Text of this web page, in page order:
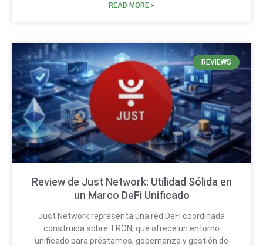
READ MORE »
REVIEWS
Review de Just Network: Utilidad Sólida en
un Marco DeFi Unificado
Just Network representa una red DeFi coordinada
construida sobre TRON, que ofrece un entorno
unificado para préstamos, gobernanza y gestión de